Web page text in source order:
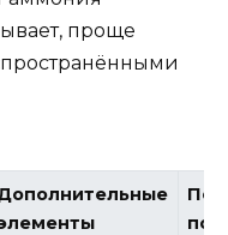
проще